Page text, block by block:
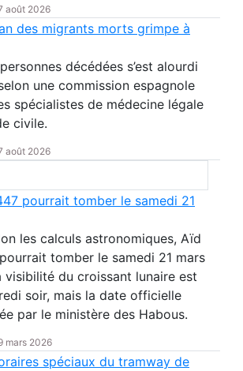
août 2026
des migrants morts grimpe à
décédées s’est alourdi
une commission espagnole
spécialistes de médecine légale
civile.
août 2026
pourrait tomber le samedi 21
les calculs astronomiques, Aïd
tomber le samedi 21 mars
visibilité du croissant lunaire est
soir, mais la date officielle
par le ministère des Habous.
mars 2026
spéciaux du tramway de